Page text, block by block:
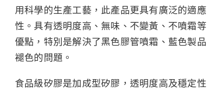
用科學的生產工藝，此產品更具有廣泛的適應
性。具有透明度高、無味、不變黃、不噴霜等
優點，特別是解決了黑色膠管噴霜、藍色製品
褪色的問題。
食品級矽膠是加成型矽膠，透明度高及穩定性